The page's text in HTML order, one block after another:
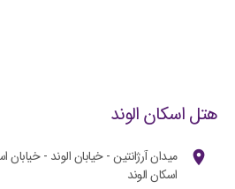
هتل اسکان الوند
میدان آرژانتین - خیابان الوند -
اسکان الوند